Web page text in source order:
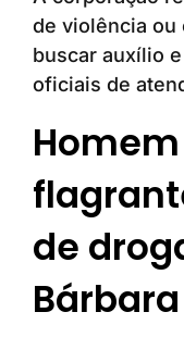
de violência ou
buscar auxílio
oficiais de
de